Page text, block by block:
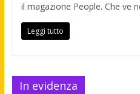
il magazione People. Che ve
Leggi tutto
In evidenza